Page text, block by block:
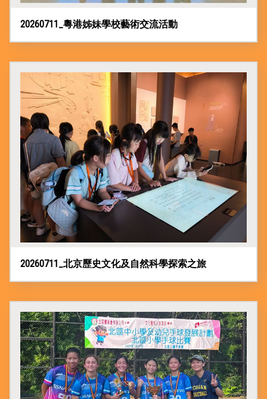
20260711_粵港姊妹學校藝術交流活動
20260711_北京歷史文化及自然科學探索之旅